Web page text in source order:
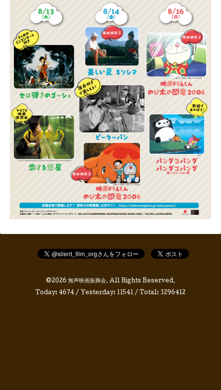
©2026 無声映画振興会. All Rights Reserved.
Today: 4674 / Yesterday: 11541 / Total: 3296412